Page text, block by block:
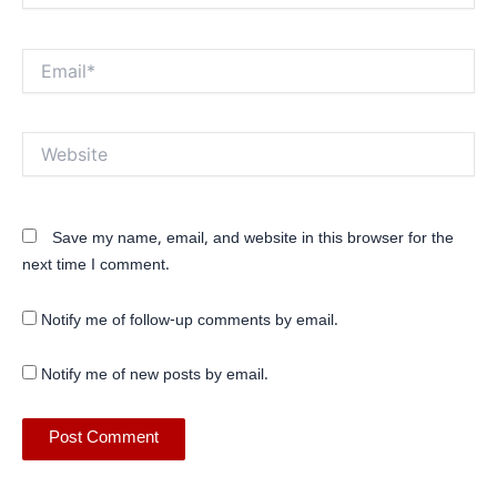
Save my name, email, and website in this browser for the
next time I comment.
Notify me of follow-up comments by email.
Notify me of new posts by email.